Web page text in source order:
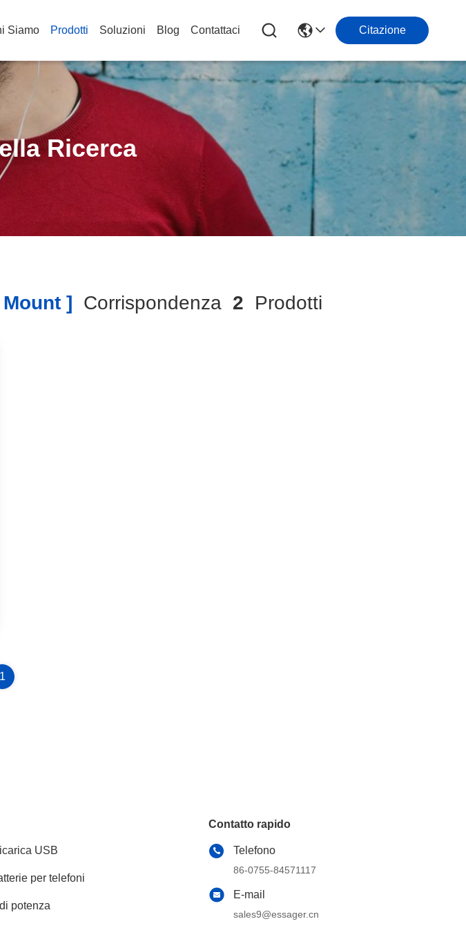
Siamo Prodotti Soluzioni Blog Contattaci Citazione
Ricerca
] Corrispondenza 2 Prodotti
1
USB
per telefoni
potenza
Contatto rapido
Telefono
86-0755-84571117
E-mail
sales9@essager.cn